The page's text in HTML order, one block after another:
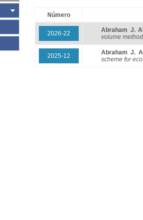
Número
2026-22
Abraham J.
volume
2025-12
Abraham J.
scheme for